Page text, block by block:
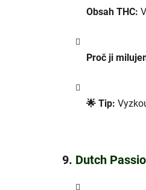
Obsah THC:
Proč ji
🌟 Tip:
9. Dutch